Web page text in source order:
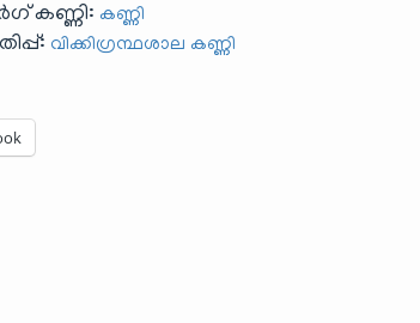
കണ്ണി: കണ്ണി
വിക്കിഗ്രന്ഥശാല കണ്ണി